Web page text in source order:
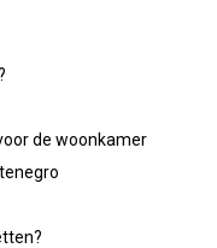
de woonkamer